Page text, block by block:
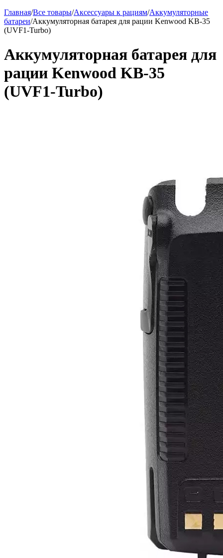
Главная/Все товары/Аксессуары к рациям/Аккумуляторные
батареи/Аккумуляторная батарея для рации Kenwood KB-35
(UVF1-Turbo)
Аккумуляторная батарея для
рации Kenwood KB-35
(UVF1-Turbo)